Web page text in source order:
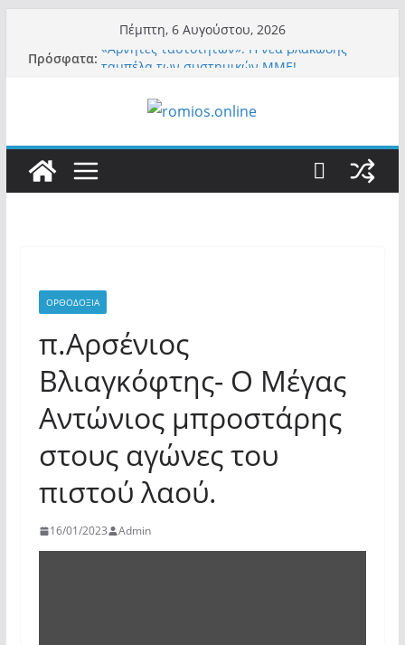
περιεχόμενο
Πέμπτη, 6 Αυγούστου, 2026
Πρόσφατα: «Αρνητές ταυτοτήτων»: Η νέα βλακώδης
ταμπέλα των συστημικών ΜΜΕ!
Κασιδιάρη – Οι ένοικοι του Μαξίμου σε
Ελλάδα
Σύρος: Βρετανίδα τουρίστρια έμεινε σε κώμα
42 ημέρες μετά από τσίμπημα τσιμπουριού!
ΟΡΘΟΔΟΞΙΑ
π.Αρσένιος
Βλιαγκόφτης- Ο Μέγας
Αντώνιος μπροστάρης
στους αγώνες του
πιστού λαού.
16/01/2023 Admin